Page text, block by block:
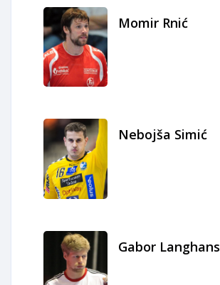
Momir Rnić
Nebojša Simić
Gabor Langhans